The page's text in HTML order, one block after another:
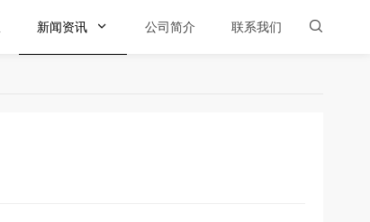

新闻资讯  公司简介 联系我们